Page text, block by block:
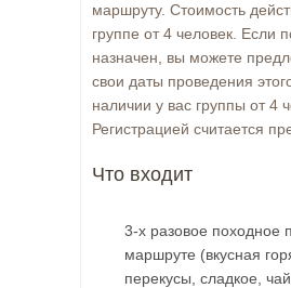
маршруту. Стоимость
группе от 4 человек. Если
назначен, вы можете
свои даты проведения
наличии у вас группы от 4
Регистрацией считается
Что входит
3-х разовое походное
маршруте (вкусная
перекусы, сладкое,